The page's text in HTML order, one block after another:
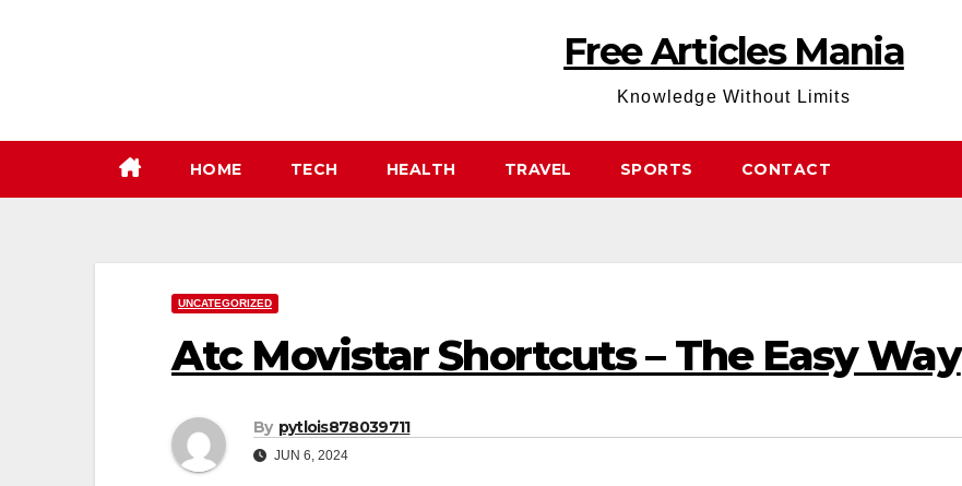
Free Articles Mania
Knowledge Without Limits
HOME TECH HEALTH TRAVEL SPORTS CONTACT
UNCATEGORIZED
Atc Movistar Shortcuts – The Easy Way
By pytlois878039711
JUN 6, 2024